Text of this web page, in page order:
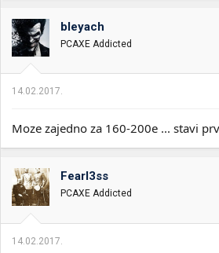
bleyach
PCAXE Addicted
14.02.2017.
Moze zajedno za 160-200e ... stavi
Fearl3ss
PCAXE Addicted
14.02.2017.